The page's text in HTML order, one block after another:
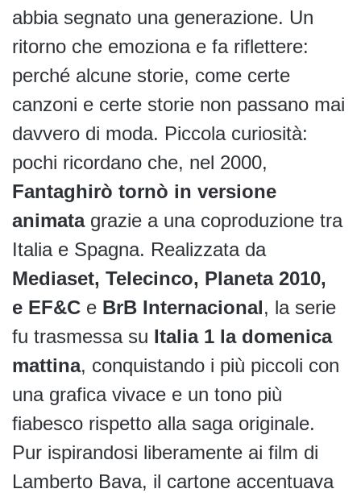
abbia segnato una generazione. Un
ritorno che emoziona e fa riflettere:
perché alcune storie, come certe
canzoni e certe storie non passano mai
davvero di moda. Piccola curiosità:
pochi ricordano che, nel 2000,
Fantaghirò tornò in versione
animatagrazie a una coproduzione tra
Italia e Spagna. Realizzata da
Mediaset, Telecinco, Planeta 2010,
e EF&C e BrB Internacional, la serie
fu trasmessa su Italia 1 la domenica
mattina, conquistando i più piccoli con
una grafica vivace e un tono più
fiabesco rispetto alla saga originale.
Pur ispirandosi liberamente ai film di
Lamberto Bava, il cartone accentuava